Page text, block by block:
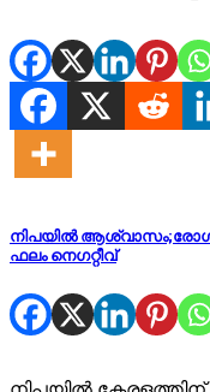
നിപയിൽ
ഫലം നെഗറ്റീവ്